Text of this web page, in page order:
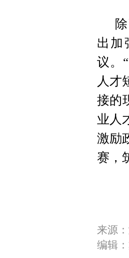
出加
议。
人才
接的
业人
激励
赛，
来源
编辑